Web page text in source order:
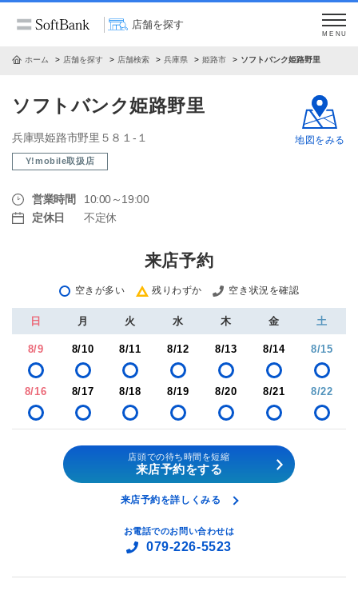
店舗を探す
MENU
ホーム 店舗を探す 店舗検索 兵庫県 姫路市 ソフトバンク姫路野里
ソフトバンク姫路野里
兵庫県姫路市野里５８１‐１
Y!mobile取扱店
営業時間
10:00～19:00
定休日
不定休
地図をみる
来店予約
空きが多い 残りわずか 空き状況を確認
日 月 火 水 木 金 土
8/9 8/10 8/11 8/12 8/13 8/14 8/15
8/16 8/17 8/18 8/19 8/20 8/21 8/22
店頭での待ち時間を短縮
来店予約をする
来店予約を詳しくみる
お電話でのお問い合わせは
079-226-5523